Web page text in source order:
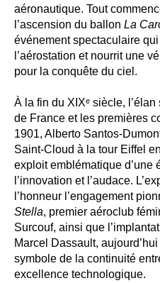
aéronautique. Tout
l’ascension du ballon La
événement spectaculaire
l’aérostation et nourrit une
pour la conquête du ciel.
À la fin du XIXᵉ siècle,
de France et les premières
1901, Alberto Santos-
Saint-Cloud à la tour Eiffel
exploit emblématique d’une
l’innovation et l’audace.
l’honneur l’engagement
Stella, premier aéroclub
Surcouf, ainsi que
Marcel Dassault,
symbole de la continuité
excellence technologique.